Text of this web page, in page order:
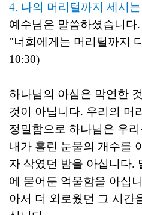
4. 나의 머리털까지 세시
예수님은 말씀하셨습니다.
"너희에게는 머리털까지
10:30)
하나님의 아심은 막연한
것이 아닙니다. 우리의 머
정밀함으로 하나님은 우
내가 흘린 눈물의 개수를
자 삭였던 밤을 아십니다.
에 묻어둔 억울함을 아십
아서 더 외로웠던 그 시간